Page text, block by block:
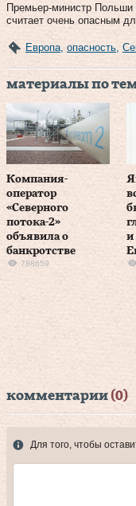
Премьер-министр
считает очень опасным
Европа опасность
материалы по
Компания-
оператор
«Северного
потока-2»
объявила о
банкротстве
788659
и
комментарии (0)
Для того, чтобы